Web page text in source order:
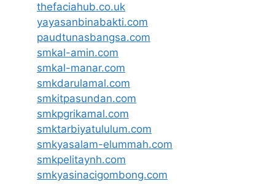
thefaciahub.co.uk
yayasanbinabakti.com
paudtunasbangsa.com
smkal-amin.com
smkal-manar.com
smkdarulamal.com
smkitpasundan.com
smkpgrikamal.com
smktarbiyatululum.com
smkyasalam-elummah.com
smkpelitaynh.com
smkyasinacigombong.com